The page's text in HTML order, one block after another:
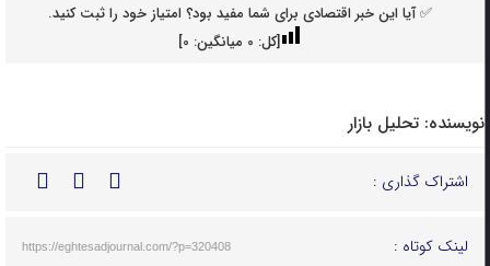
✅ آیا این خبر اقتصادی برای شما مفید بود؟ امتیاز خود را ثبت کنید.
[کل: 0میانگین: 0
]
نویسنده: تحلیل بازار
اشتراک گذاری :
لینک کوتاه : https://eghtesadjournal.com/?p=320408